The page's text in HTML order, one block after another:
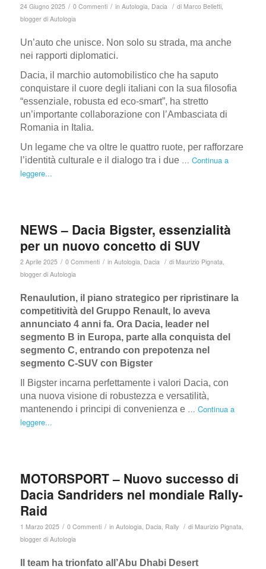
24 Giugno 2025 / 0 Commenti / in Autologia, Dacia / di Marco Belletti,
blogger di Autologia
Un’auto che unisce. Non solo su strada, ma anche
nei rapporti diplomatici.
Dacia, il marchio automobilistico che ha saputo
conquistare il cuore degli italiani con la sua filosofia
“essenziale, robusta ed eco-smart”, ha stretto
un’importante collaborazione con l’Ambasciata di
Romania in Italia.
Un legame che va oltre le quattro ruote, per rafforzare
l’identità culturale e il dialogo tra i due … Continua a
leggere...
NEWS – Dacia Bigster, essenzialità
per un nuovo concetto di SUV
2 Aprile 2025 / 0 Commenti / in Autologia, Dacia / di Maurizio Pignata,
blogger di Autologia
Renaulution, il piano strategico per ripristinare la
competitività del Gruppo Renault, lo aveva
annunciato 4 anni fa. Ora Dacia, leader nel
segmento B in Europa, parte alla conquista del
segmento C, entrando con prepotenza nel
segmento C-SUV con Bigster
Il Bigster incarna perfettamente i valori Dacia, con
una nuova visione di robustezza e versatilità,
mantenendo i principi di convenienza e … Continua a
leggere...
MOTORSPORT – Nuovo successo di
Dacia Sandriders nel mondiale Rally-
Raid
1 Marzo 2025 / 0 Commenti / in Autologia, Dacia, Rally / di Maurizio Pignata,
blogger di Autologia
Il team ha trionfato all’Abu Dhabi Desert